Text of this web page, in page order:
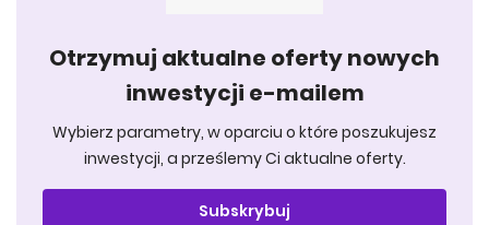
Otrzymuj aktualne oferty nowych
inwestycji e-mailem
Wybierz parametry, w oparciu o które poszukujesz
inwestycji, a prześlemy Ci aktualne oferty.
Subskrybuj